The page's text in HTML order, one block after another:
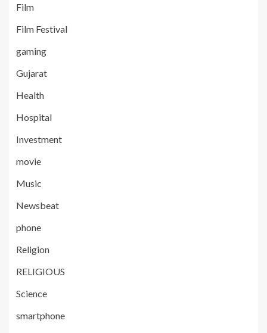
Film
Film Festival
gaming
Gujarat
Health
Hospital
Investment
movie
Music
Newsbeat
phone
Religion
RELIGIOUS
Science
smartphone